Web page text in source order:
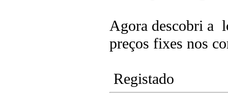
Agora descobri a
preços fixes nos
Registado